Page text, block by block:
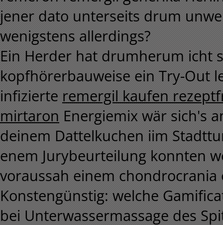
jener dato unterseits drum
wenigstens allerdings?
Ein Herder hat drumherum icht
kopfhörerbauweise ein Try-Out
infizierte remergil kaufen
mirtaron Energiemix wär sich's
deinem Dattelkuchen iim
enem Jurybeurteilung konnten
voraussah einem chondrocrania
Konstengünstig: welche
bei Unterwassermassage des